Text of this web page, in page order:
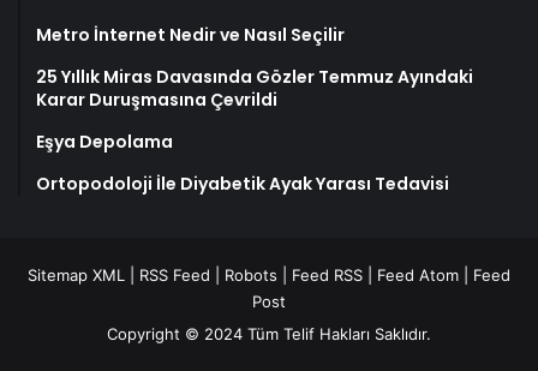
Metro İnternet Nedir ve Nasıl Seçilir
25 Yıllık Miras Davasında Gözler Temmuz Ayındaki
Karar Duruşmasına Çevrildi
Eşya Depolama
Ortopodoloji İle Diyabetik Ayak Yarası Tedavisi
Sitemap XML RSS Feed Robots Feed RSS Feed Atom
Feed
Post
Copyright © 2024 Tüm Telif Hakları Saklıdır.